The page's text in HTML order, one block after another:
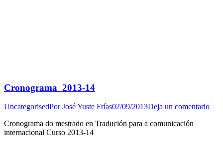
Cronograma_2013-14
UncategorisedPorJosé Yuste Frías02/09/2013Deja un comentario
Cronograma do mestrado en Tradución para a comunicación
internacional Curso 2013-14